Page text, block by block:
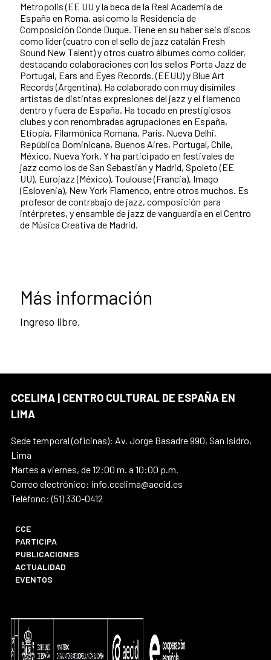
Metropolis (EE UU y la beca de la Real Academia de
España en Roma, así como la Residencia de
Composición Conde Duque. Tiene en su haber seis discos
como líder (cuatro con el sello de jazz catalán Fresh
Sound New Talent) y otros cuatro álbumes como colíder,
destacando colaboraciones con los sellos Porta Jazz de
Portugal, Ears and Eyes Records. (EEUU) y Blue Art
Records (Argentina). Ha colaborado con muy disímiles
artistas de distintas expresiones del jazz y el flamenco
dentro y fuera de España. Ha tocado en prestigiosos
clubes y con renombradas agrupaciones en España,
Etiopía, Filarmónica Romana, París, Nueva Delhi,
República Dominicana, Buenos Aires, Portugal, Chile,
México, Nueva York. Y ha participado en festivales de
jazz como los de San Sebastián y Madrid, Spoleto (EE
UU), Eurojazz (México), Toulouse (Francia), Imago
(Eslovenia), New York Flamenco, entre otros muchos. Es
profesor de contrabajo de jazz, composición para
intérpretes, y ensamble de jazz de vanguardia en el Centro
de Música Creativa de Madrid.
Más información
Ingreso libre.
CCELIMA | CENTRO CULTURAL DE ESPAÑA EN
LIMA
Sede temporal (oficinas): Av. Jorge Basadre 990, San Isidro,
Lima
Martes a viernes, de 12:00 m. a 10:00 p.m.
Correo electrónico: info.ccelima@aecid.es
Teléfono: (51) 330-0412
CCE
PARTICIPA
PUBLICACIONES
ACTUALIDAD
EVENTOS